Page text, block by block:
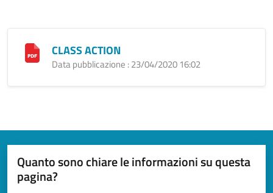
CLASS ACTION
Data pubblicazione : 23/04/2020 16:02
Quanto sono chiare le informazioni su questa
pagina?